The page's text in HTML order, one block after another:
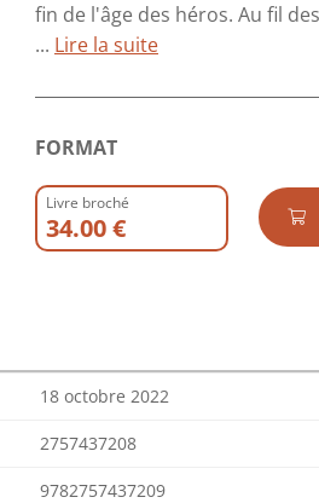
fin de l'âge des héros. Au fil
... Lire la suite
FORMAT
Livre broché
34.00 €
18 octobre 2022
2757437208
9782757437209